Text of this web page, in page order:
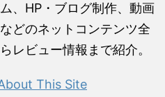
、HP・ブログ制作、動画
どのネットコンテンツ全
レビュー情報まで紹介。
This Site